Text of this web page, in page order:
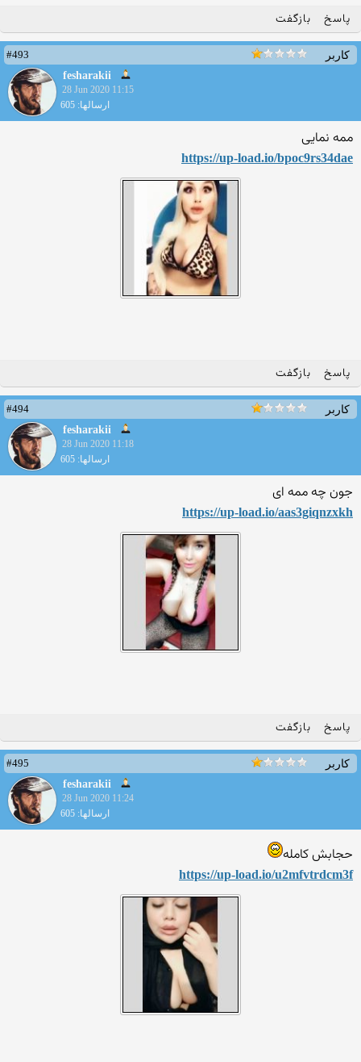
پاسخ بازگفت
کاربر
#493
fesharakii
28 Jun 2020 11:15
ارسالها: 605
ممه نمایی
https://up-load.io/bpoc9rs34dae
پاسخ بازگفت
کاربر
#494
fesharakii
28 Jun 2020 11:18
ارسالها: 605
جون چه ممه ای
https://up-load.io/aas3giqnzxkh
پاسخ بازگفت
کاربر
#495
fesharakii
28 Jun 2020 11:24
ارسالها: 605
حجابش کامله
https://up-load.io/u2mfvtrdcm3f